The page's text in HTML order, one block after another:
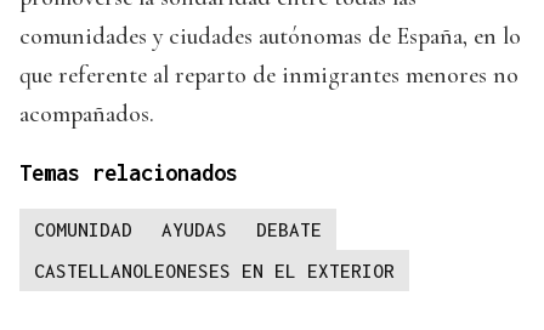
comunidades y ciudades autónomas de España, en lo
que referente al reparto de inmigrantes menores no
acompañados.
Temas relacionados
COMUNIDAD AYUDAS
DEBATE
CASTELLANOLEONESES EN EL EXTERIOR